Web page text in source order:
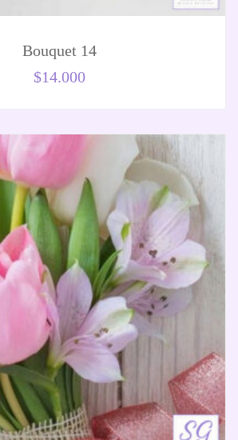
Bouquet 14
$14.000